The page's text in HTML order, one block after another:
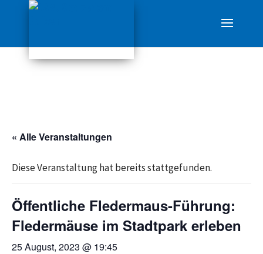
« Alle Veranstaltungen
Diese Veranstaltung hat bereits stattgefunden.
Öffentliche Fledermaus-Führung:
Fledermäuse im Stadtpark erleben
25 August, 2023 @ 19:45